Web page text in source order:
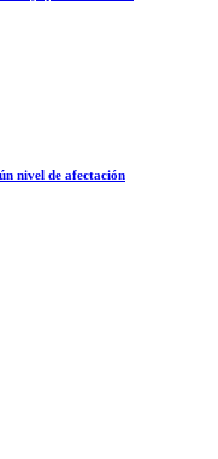
nivel de afectación